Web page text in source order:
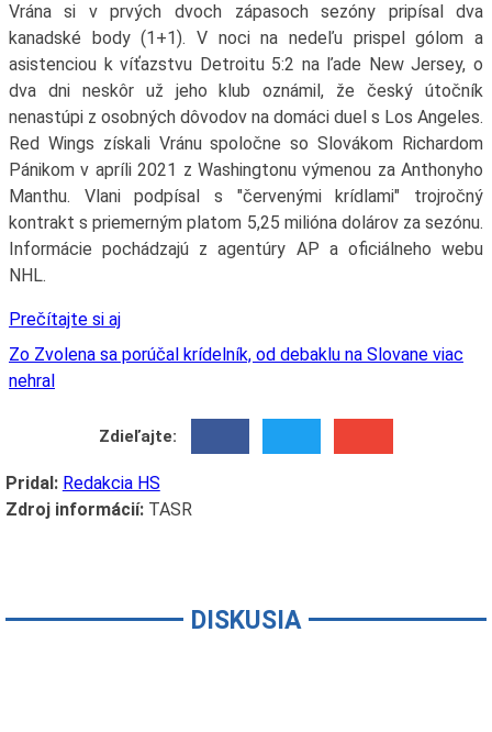
Vrána si v prvých dvoch zápasoch sezóny pripísal dva
kanadské body (1+1). V noci na nedeľu prispel gólom a
asistenciou k víťazstvu Detroitu 5:2 na ľade New Jersey, o
dva dni neskôr už jeho klub oznámil, že český útočník
nenastúpi z osobných dôvodov na domáci duel s Los Angeles.
Red Wings získali Vránu spoločne so Slovákom Richardom
Pánikom v apríli 2021 z Washingtonu výmenou za Anthonyho
Manthu. Vlani podpísal s "červenými krídlami" trojročný
kontrakt s priemerným platom 5,25 milióna dolárov za sezónu.
Informácie pochádzajú z agentúry AP a oficiálneho webu
NHL.
Prečítajte si aj
Zo Zvolena sa porúčal krídelník, od debaklu na Slovane viac
nehral
Zdieľajte:
Pridal: Redakcia HS
Zdroj informácií:TASR
DISKUSIA